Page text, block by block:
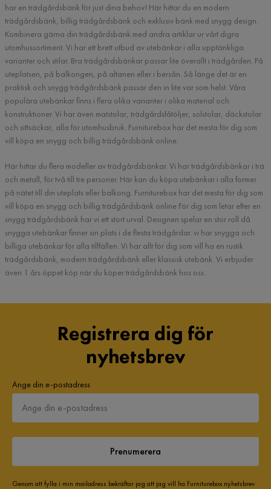
har en trädgårdsbänk för just dina behov! Här hittar du en modern
trädgårdsbänk, billig trädgårdsbänk och exklusiv bänk med snygg design.
Kombinera gärna din trädgårdsbänk med andra artiklar ur vårt digra
utomhussortiment. Vi har ett brett utbud av utebänkar i alla upptänkliga
varianter och stilar. Bra trädgårdsbänkar passar lite överallt i trädgården. På
uteplatsen, på balkongen, på altanen eller i bersån. Så länge det är en
praktisk och snygg trädgårdsbänk passar den in lite var som helst. Våra
populära utebänkar finns i flera olika varianter i olika material och
konstruktioner. Vi har även matstolar, trädgårdsfåtöljer, solstolar, däckstolar
och sittsäckar, alla för utomhusbruk. Furniturebox har det mesta för dig som
vill köpa en snygg och billig trädgårdsbänk online.
Här hittar du flera modeller av trädgårdsbänkar. Vi har trädgårdsbänkar i trä
och metall, för två till tre personer. Här kan du köpa utebänkar i alla former
på nätet till din uteplats eller balkong. Furniturebox har det mesta för dig som
vill köpa en snygg och billig trädgårdsbänk online För dig som letar efter en
snygg trädgårdsbänk har vi ett stort urval. Designen spelar en stor roll då
snygga utebänkar finner sin plats i de flesta trädgårdar. vi har snygga och
billiga utebänkar för alla tillfällen. Vi har allt för dig som vill ha en rustik
trädgårdsbänk, modern trädgårdsbänk eller klassisk utebänk. Vi erbjuder
även 1 års öppet köp när du köper trädgårdsbänk hos oss.
Registrera dig för
nyhetsbrev
Ange din e-postadress
Prenumerera
Genom att fylla i min mailadress bekräftar jag att jag vill ha Furniturebox nyhetsbrev